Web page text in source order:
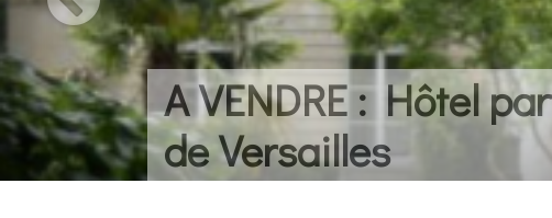
A VENDRE : Hôtel
de Versailles